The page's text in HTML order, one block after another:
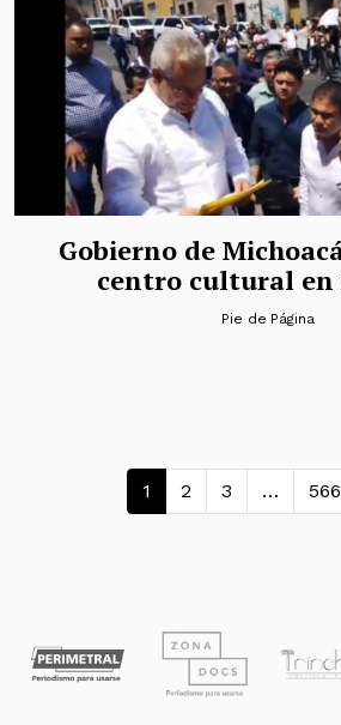
Gobierno de
centro cultural en
Pie de Página
Navegación
1 2 3 … 566